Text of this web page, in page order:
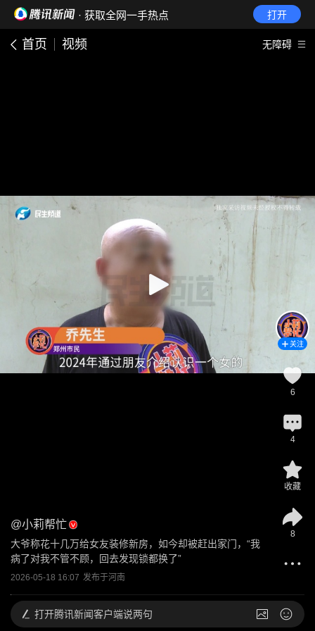
· 获取全网一手热点 打开
首页 视频 无障碍
@小莉帮忙
大爷称花十几万给女友装修新房，如今却被赶出家门，“我
病了对我不管不顾，回去发现锁都换了”
2026-05-18 16:07 发布于河南
关注
6
4
收藏
8
打开腾讯新闻客户端说两句